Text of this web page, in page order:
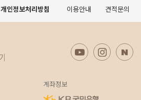
개인정보처리방침 이용안내 견적문의
계좌정보